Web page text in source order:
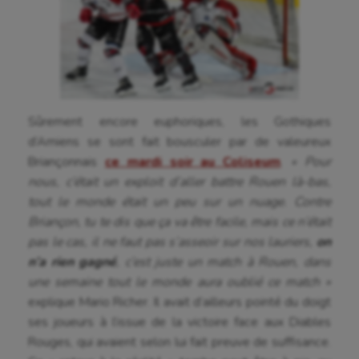
Danse
Equitation
Escalade
Escrime
Fitness
Flag football
Football américain
Futsal
Golf
Gymnastique
Gymnastique rythmique
Sûrement encore euphoriques, les Gothiques
d’Amiens se sont fait bousculer par de valeureux
Briançonnais ce mardi soir au Coliseum.
« Pour
nous, c’était un exploit d’aller battre Rouen là-bas,
tout le monde était un peu sur un nuage. Contre
Briançon, tu te dis que ça va être facile, mais ce n’était
pas le cas, il ne faut pas s’asseoir sur nos lauriers, on
n’a rien gagné , c’est juste un match à Rouen, dans
une semaine tout le monde aura oublié ce match »
explique Mario Richer. Il avait d’ailleurs pointé du doigt
ses joueurs à l’issue de la victoire face aux Diables
Rouges, qui avaient selon lui fait preuve de suffisance.